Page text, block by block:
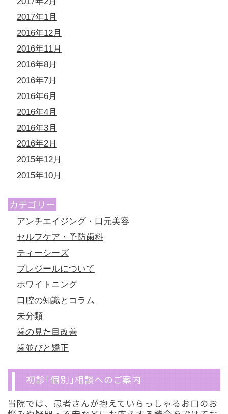
2017年1月
2016年12月
2016年11月
2016年8月
2016年7月
2016年6月
2016年4月
2016年3月
2016年2月
2015年12月
2015年10月
カテゴリー
アンチエイジング・口元美容
セルフケア・予防歯科
ティーシーズ
プレジールについて
ホワイトニング
口腔の知識とコラム
未分類
歯の見た目改善
歯並びと矯正
初診「個別」相談へのご案内
当院では、患者さんが抱えていらっしゃるお口のお